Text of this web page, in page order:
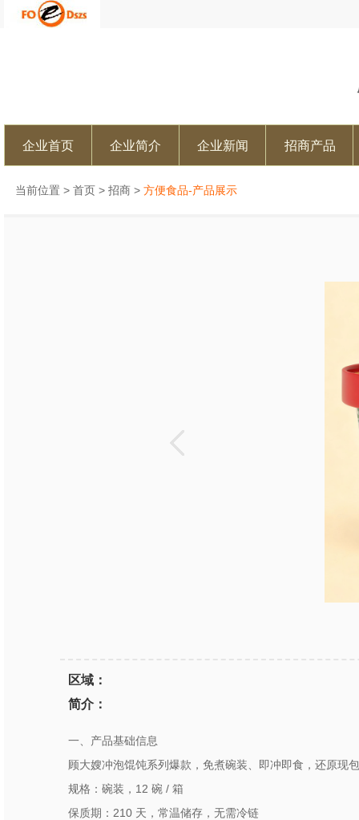
企业首页 企业简介 企业新闻 招商产品
当前位置 > 首页 > 招商 > 方便食品-产品展示
区域：
简介：
一、产品基础信息
顾大嫂冲泡馄饨系列爆款，免煮碗装、即冲即食，还原现
规格：碗装，12 碗 / 箱
保质期：210 天，常温储存，无需冷链